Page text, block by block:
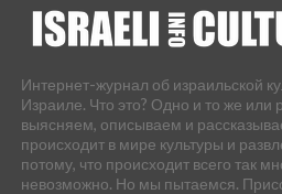
Интернет-журнал об израильской
Израиле. Что это? Одно и то же
выясняем, описываем и
происходит в мире культуры и
потому, что происходит всего так
невозможно. Но мы пытаемся.